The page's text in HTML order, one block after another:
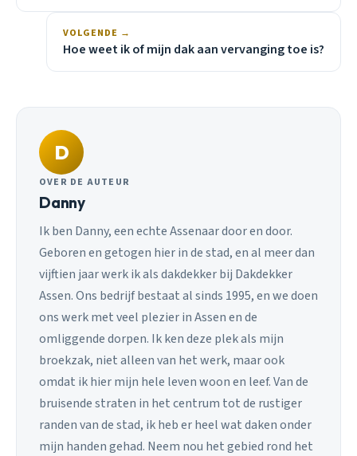
VOLGENDE →
Hoe weet ik of mijn dak aan vervanging toe is?
D
OVER DE AUTEUR
Danny
Ik ben Danny, een echte Assenaar door en door.
Geboren en getogen hier in de stad, en al meer dan
vijftien jaar werk ik als dakdekker bij Dakdekker
Assen. Ons bedrijf bestaat al sinds 1995, en we doen
ons werk met veel plezier in Assen en de
omliggende dorpen. Ik ken deze plek als mijn
broekzak, niet alleen van het werk, maar ook
omdat ik hier mijn hele leven woon en leef. Van de
bruisende straten in het centrum tot de rustiger
randen van de stad, ik heb er heel wat daken onder
mijn handen gehad. Neem nou het gebied rond het